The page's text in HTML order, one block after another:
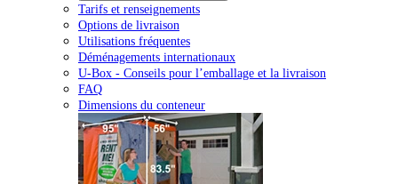
Tarifs et renseignements
Options de livraison
Utilisations fréquentes
Déménagements internationaux
U-Box - Conseils pour l’emballage et la livraison
FAQ
Dimensions du conteneur